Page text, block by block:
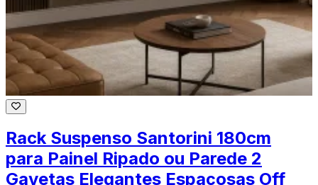
Rack Suspenso Santorini 180cm
para Painel Ripado ou Parede 2
Gavetas Elegantes Espaçosas Off